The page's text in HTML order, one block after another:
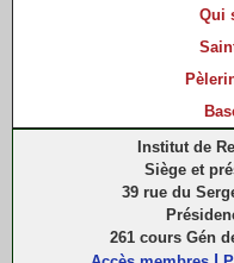
Qui
Institut de
Siège et
39 rue du
261 cours Gén